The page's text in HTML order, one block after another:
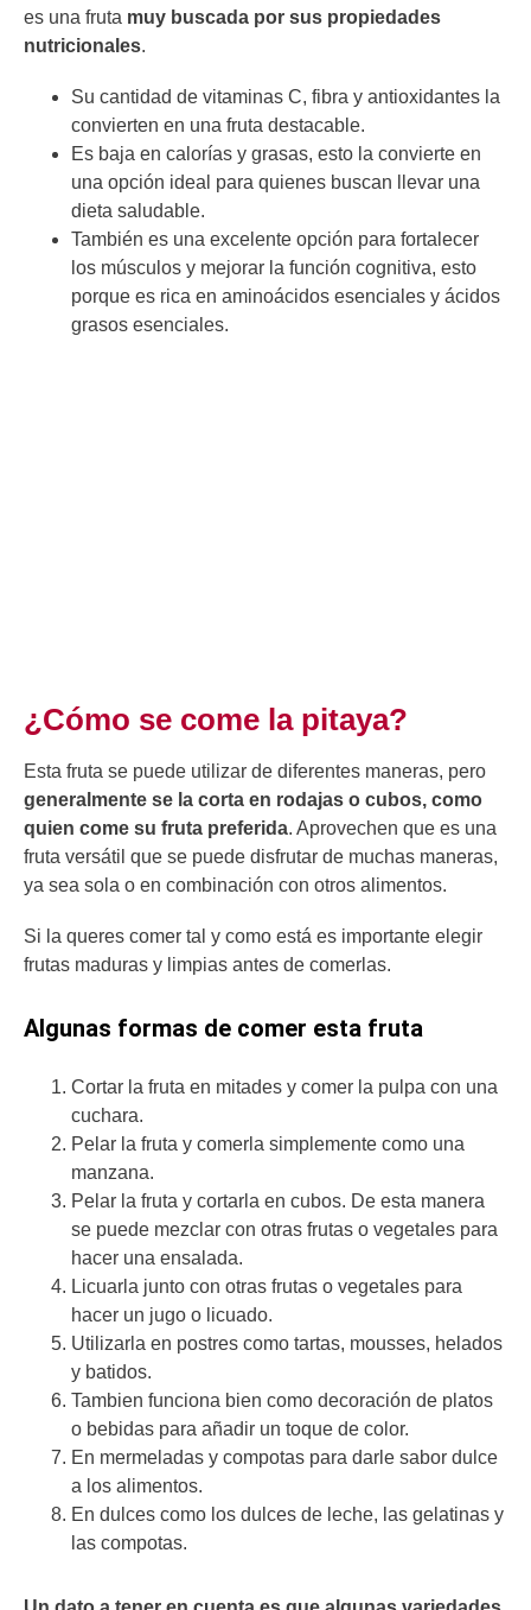
es una fruta muy buscada por sus propiedades
nutricionales.
Su cantidad de vitaminas C, fibra y antioxidantes la
convierten en una fruta destacable.
Es baja en calorías y grasas, esto la convierte en
una opción ideal para quienes buscan llevar una
dieta saludable.
También es una excelente opción para fortalecer
los músculos y mejorar la función cognitiva, esto
porque es rica en aminoácidos esenciales y ácidos
grasos esenciales.
¿Cómo se come la pitaya?
Esta fruta se puede utilizar de diferentes maneras, pero
generalmente se la corta en rodajas o cubos, como
quien come su fruta preferida. Aprovechen que es una
fruta versátil que se puede disfrutar de muchas maneras,
ya sea sola o en combinación con otros alimentos.
Si la queres comer tal y como está es importante elegir
frutas maduras y limpias antes de comerlas.
Algunas formas de comer esta fruta
Cortar la fruta en mitades y comer la pulpa con una
cuchara.
Pelar la fruta y comerla simplemente como una
manzana.
Pelar la fruta y cortarla en cubos. De esta manera
se puede mezclar con otras frutas o vegetales para
hacer una ensalada.
Licuarla junto con otras frutas o vegetales para
hacer un jugo o licuado.
Utilizarla en postres como tartas, mousses, helados
y batidos.
Tambien funciona bien como decoración de platos
o bebidas para añadir un toque de color.
En mermeladas y compotas para darle sabor dulce
a los alimentos.
En dulces como los dulces de leche, las gelatinas y
las compotas.